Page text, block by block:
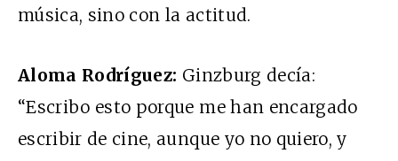
música, sino con la actitud.
Aloma Rodríguez: Ginzburg decía:
“Escribo esto porque me han encargado
escribir de cine, aunque yo no quiero, y